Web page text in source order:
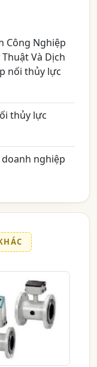
Công Nghiệp
Và Dịch
nối thủy lực
thủy lực
nghiệp